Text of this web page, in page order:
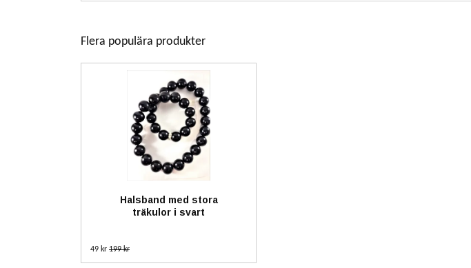
Flera populära produkter
Halsband med stora
träkulor i svart
49 kr 199 kr